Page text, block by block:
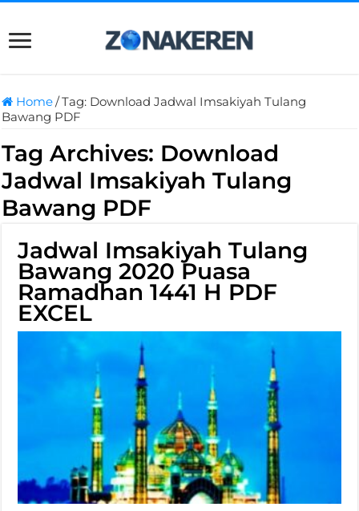
Home/Tag: Download Jadwal Imsakiyah Tulang
Bawang PDF
Tag Archives: Download
Jadwal Imsakiyah Tulang
Bawang PDF
Jadwal Imsakiyah Tulang
Bawang 2020 Puasa
Ramadhan 1441 H PDF
EXCEL